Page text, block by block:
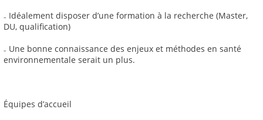
₋ Idéalement disposer d’une formation à la recherche (Master,
DU, qualification)
₋ Une bonne connaissance des enjeux et méthodes en santé
environnementale serait un plus.
Équipes d’accueil